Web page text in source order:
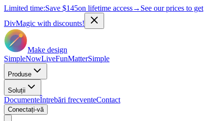
Limited time:Save $145on lifetime access→ See our prices to get
DivMagic with discounts!
Make design
SimpleNowLiveFunMatterSimple
Produse
Soluții
DocumenteÎntrebări frecventeContact
Conectați-vă